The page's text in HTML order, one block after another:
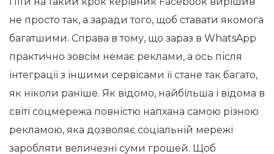
не просто так, а заради того, щоб ставати якомога
багатшими. Справа в тому, що зараз в WhatsApp
практично зовсім немає реклами, а ось після
інтеграції з іншими сервісами її стане так багато,
як ніколи раніше. Як відомо, найбільша і відома в
світі соцмережа повністю напхана самою різною
рекламою, яка дозволяє соціальній мережі
заробляти величезні суми грошей. Щоб